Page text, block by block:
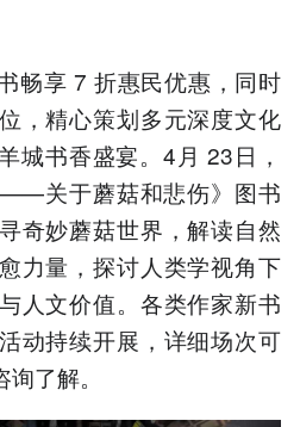
畅享 7 折惠民优惠，同时
，精心策划多元深度文化
城书香盛宴。4月 23日，
关于蘑菇和悲伤》图书
奇妙蘑菇世界，解读自然
力量，探讨人类学视角下
人文价值。各类作家新书
动持续开展，详细场次可
了解。